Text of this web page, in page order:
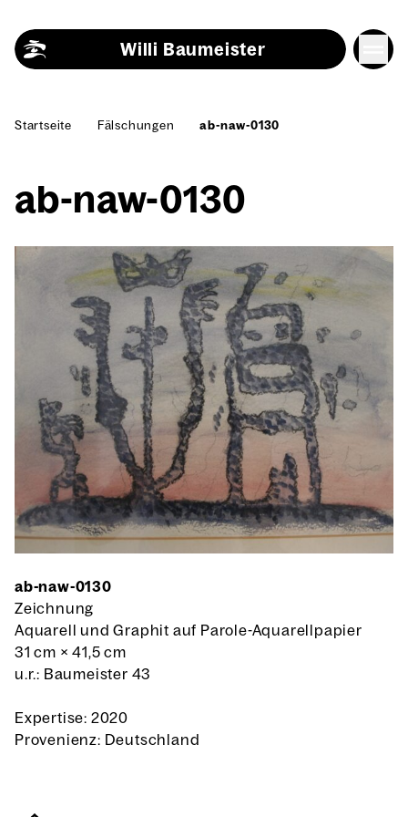
Willi Baumeister
Start­sei­te Fäl­schun­gen ab-naw-0130
ab-naw-0130
ab-naw-0130
Zeichnung
Aquarell und Graphit auf Parole-Aquarellpapier
31 cm ×41,5 cm
u.r.: Baumeister 43
Expertise: 2020
Provenienz: Deutschland